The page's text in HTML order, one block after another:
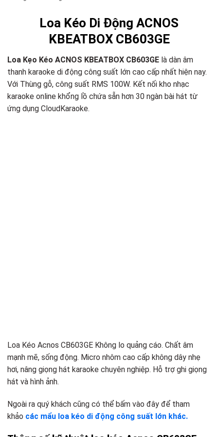
Loa Kéo Di Động ACNOS
KBEATBOX CB603GE
Loa Kẹo Kéo ACNOS KBEATBOX CB603GE là dàn âm
thanh karaoke di động công suất lớn cao cấp nhất hiện nay.
Với Thùng gỗ, công suất RMS 100W. Kết nối kho nhạc
karaoke online khổng lồ chứa sẵn hơn 30 ngàn bài hát từ
ứng dụng CloudKaraoke.
Loa Kéo Acnos CB603GE Không lo quảng cáo. Chất âm
mạnh mẽ, sống động. Micro nhôm cao cấp không dây nhẹ
hơi, nâng giọng hát karaoke chuyên nghiệp. Hỗ trợ ghi giọng
hát và hình ảnh.
Ngoài ra quý khách cũng có thể bấm vào đây để tham
khảo các mẩu loa kéo di động công suất lớn khác.